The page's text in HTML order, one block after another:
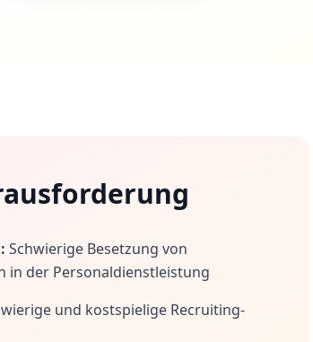
Schwierige Besetzung von
in der Personaldienstleistung
und kostspielige Recruiting-